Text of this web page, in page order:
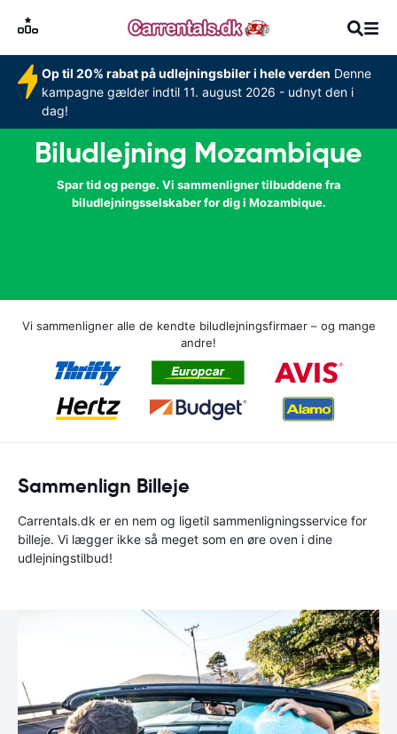
Op til 20% rabat på udlejningsbiler i hele verden Denne
kampagne gælder indtil 11. august 2026 - udnyt den i
dag!
Biludlejning Mozambique
Spar tid og penge. Vi sammenligner tilbuddene fra
biludlejningsselskaber for dig i Mozambique.
Vi sammenligner alle de kendte biludlejningsfirmaer – og mange
andre!
Sammenlign Billeje
Carrentals.dk er en nem og ligetil sammenligningsservice for
billeje. Vi lægger ikke så meget som en øre oven i dine
udlejningstilbud!